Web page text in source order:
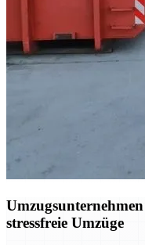
stressfreie Umzüge